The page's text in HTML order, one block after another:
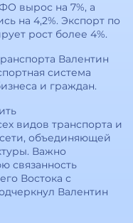
вырос на 7%, а
на 4,2%. Экспорт по
рост более 4%.
Валентин
система
и граждан.
видов транспорта и
объединяющей
Важно
связанность
Востока с
Валентин